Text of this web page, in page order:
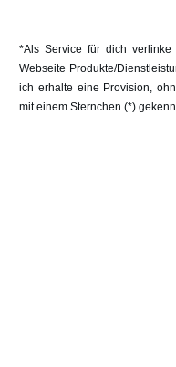
*Als Service für dich
Webseite Produkte/
ich erhalte eine Provision,
mit einem Sternchen (*)